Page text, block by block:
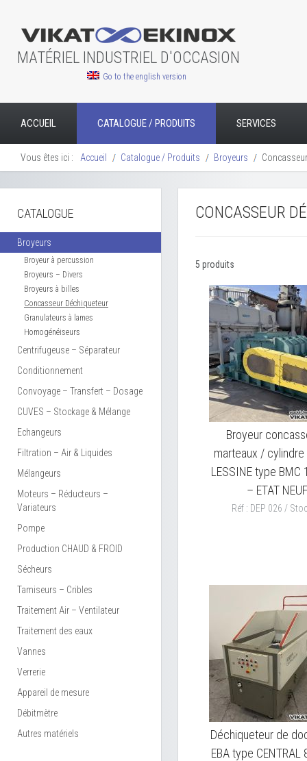
MATÉRIEL INDUSTRIEL D'OCCASION
ACCUEIL CATALOGUE / PRODUITS SERVICES
Go to the english version
Vous êtes ici : Accueil Catalogue / Produits Broyeurs
CATALOGUE
Broyeurs
Broyeur à percussion
Broyeurs – Divers
Broyeurs à billes
Concasseur Déchiqueteur
Granulateurs à lames
Homogénéiseurs
Centrifugeuse – Séparateur
Conditionnement
Convoyage – Transfert – Dosage
CUVES – Stockage & Mélange
Echangeurs
Filtration – Air & Liquides
Mélangeurs
Moteurs – Réducteurs –
Variateurs
Pompe
Production CHAUD & FROID
Sécheurs
Tamiseurs – Cribles
Traitement Air – Ventilateur
Traitement des eaux
Vannes
Verrerie
Appareil de mesure
Débitmètre
Autres matériels
CONCASSEUR
5 produits
Broyeur
marteaux / cylindre
LESSINE type BMC
– ETAT
Réf : DEP 026 /
Déchiqueteur de
EBA type CENTRAL